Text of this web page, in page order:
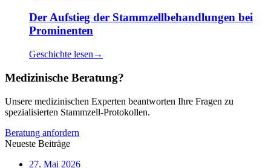
Der Aufstieg der Stammzellbehandlungen bei
Prominenten
Geschichte lesen →
Medizinische Beratung?
Unsere medizinischen Experten beantworten Ihre Fragen zu
spezialisierten Stammzell-Protokollen.
Beratung anfordern
Neueste Beiträge
27. Mai 2026